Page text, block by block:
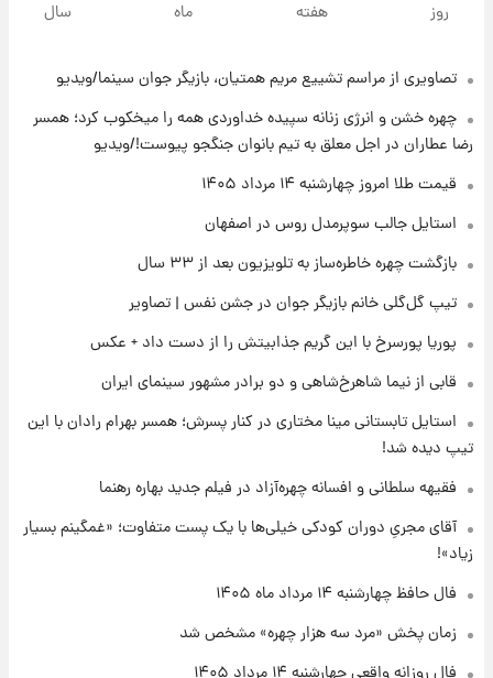
هسته‌ای در آسمان ظاهر شد
۱۵ ساعت پیش
کرد
۱۶ ساعت پیش
۱۴۰۵/ نرخ‌ها ثابت ماند؟ +جدول
علی مطهری: اجرای کامل تفاهم‌نامه اسلام‌آباد،
۱۷ ساعت پیش
واکنش تند تاکر کارلسون به حمله آمریکا به
مدرسه میناب؛ «باید سیلی محکمی به صورت
۱۷ ساعت پیش
۱۴۰۵/کاهش قیمت طلا و سکه
روز هفته ماه سال
تصاویری از مراسم تشییع مریم همتیان، بازیگر جوان سینما/ویدیو
چهره خشن و انرژی زنانه سپیده خداوردی همه را میخکوب کرد؛ همسر
رضا عطاران در اجل معلق به تیم بانوان جنگجو پیوست!/ویدیو
قیمت طلا امروز چهارشنبه ۱۴ مرداد ۱۴۰۵
استایل جالب سوپرمدل روس در اصفهان
بازگشت چهره خاطره‌ساز به تلویزیون بعد از ۳۳ سال
تیپ گل‌گلی خانم بازیگر جوان در جشن نفس | تصاویر
پوریا پورسرخ با این گریم جذابیتش را از دست داد + عکس
قابی از نیما شاهرخ‌شاهی و دو برادر مشهور سینمای ایران
استایل تابستانی مینا مختاری در کنار پسرش؛ همسر بهرام رادان با این
تیپ دیده شد!
فقیهه سلطانی و افسانه چهره‌آزاد در فیلم جدید بهاره رهنما
آقای مجریِ دوران کودکی خیلی‌ها با یک پست متفاوت؛ «غمگینم بسیار
زیاد»!
فال حافظ چهارشنبه ۱۴ مرداد ماه ۱۴۰۵
زمان پخش «مرد سه هزار چهره» مشخص شد